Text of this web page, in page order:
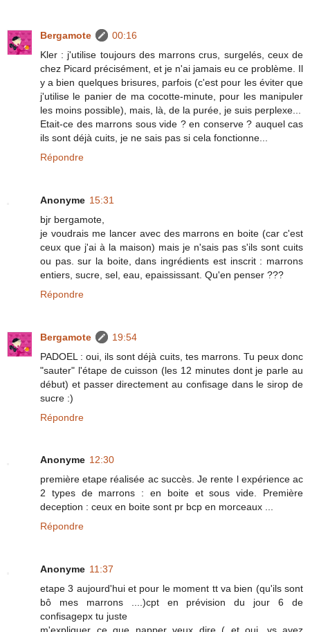
Bergamote
00:16
Kler : j'utilise toujours des marrons crus, surgelés, ceux de
chez Picard précisément, et je n'ai jamais eu ce problème. Il
y a bien quelques brisures, parfois (c'est pour les éviter que
j'utilise le panier de ma cocotte-minute, pour les manipuler
les moins possible), mais, là, de la purée, je suis perplexe...
Etait-ce des marrons sous vide ? en conserve ? auquel cas
ils sont déjà cuits, je ne sais pas si cela fonctionne...
Répondre
Anonyme 15:31
bjr bergamote,
je voudrais me lancer avec des marrons en boite (car c'est
ceux que j'ai à la maison) mais je n'sais pas s'ils sont cuits
ou pas. sur la boite, dans ingrédients est inscrit : marrons
entiers, sucre, sel, eau, epaississant. Qu'en penser ???
Répondre
Bergamote
19:54
PADOEL : oui, ils sont déjà cuits, tes marrons. Tu peux donc
"sauter" l'étape de cuisson (les 12 minutes dont je parle au
début) et passer directement au confisage dans le sirop de
sucre :)
Répondre
Anonyme 12:30
première etape réalisée ac succès. Je rente l expérience ac
2 types de marrons : en boite et sous vide. Première
deception : ceux en boite sont pr bcp en morceaux ...
Répondre
Anonyme 11:37
etape 3 aujourd'hui et pour le moment tt va bien (qu'ils sont
bô mes marrons ....)cpt en prévision du jour 6 de
confisagepx tu juste